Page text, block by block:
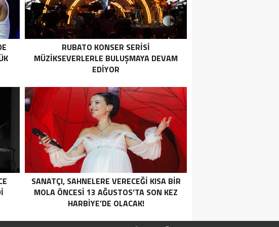
RUBATO KONSER SERISI
MÜZIKSEVERLERLE BULUŞMAYA DEVAM
EDIYOR
SANATÇI, SAHNELERE VERECEĞİ KISA BİR
MOLA ÖNCESİ 13 AĞUSTOS’TA SON KEZ
HARBİYE’DE OLACAK!